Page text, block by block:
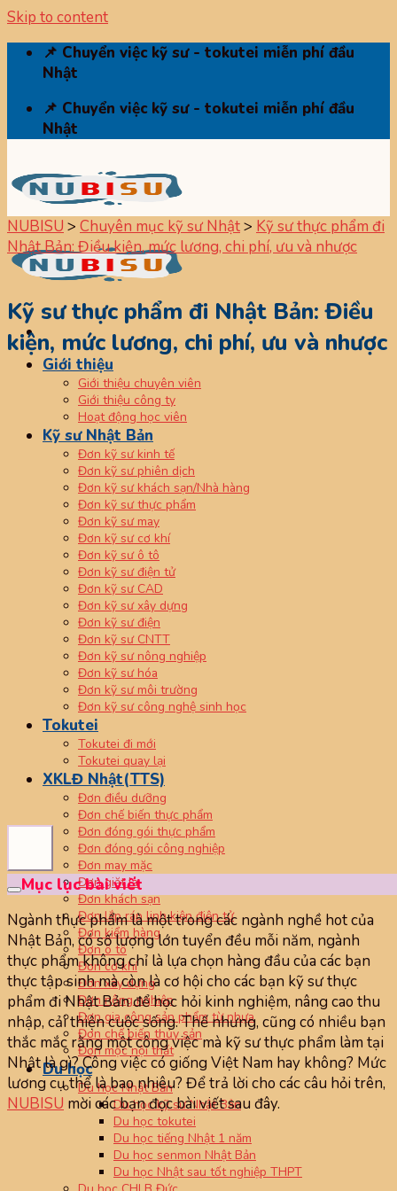
Skip to content
📌 Chuyển việc kỹ sư - tokutei miễn phí đầu
Nhật
📌 Chuyển việc kỹ sư - tokutei miễn phí đầu
Nhật
Giới thiệu
Giới thiệu chuyên viên
Giới thiệu công ty
Hoạt động học viên
Kỹ sư Nhật Bản
Đơn kỹ sư kinh tế
Đơn kỹ sư phiên dịch
Đơn kỹ sư khách sạn/Nhà hàng
Đơn kỹ sư thực phẩm
Đơn kỹ sư may
Đơn kỹ sư cơ khí
Đơn kỹ sư ô tô
Đơn kỹ sư điện tử
Đơn kỹ sư CAD
Đơn kỹ sư xây dựng
Đơn kỹ sư điện
Đơn kỹ sư CNTT
Đơn kỹ sư nông nghiệp
Đơn kỹ sư hóa
Đơn kỹ sư môi trường
Đơn kỹ sư công nghệ sinh học
Tokutei
Tokutei đi mới
Tokutei quay lại
XKLĐ Nhật(TTS)
Đơn điều dưỡng
Đơn chế biến thực phẩm
Đơn đóng gói thực phẩm
Đơn đóng gói công nghiệp
Đơn may mặc
Đơn giặt là
Đơn khách sạn
Đơn lắp ráp linh kiện điện tử
Đơn kiểm hàng
Đơn ô tô
Đơn cơ khí
Đơn xây dựng
Đơn nông nghiệp
Đơn gia công sản phẩm từ nhựa
Đơn chế biến thủy sản
Đơn mộc nội thất
Du học
Du học Nhật Bản
Du học kỹ sư Nhật Bản
Du học tokutei
Du học tiếng Nhật 1 năm
Du học senmon Nhật Bản
Du học Nhật sau tốt nghiệp THPT
NUBISU > Chuyên mục kỹ sư Nhật> Kỹ sư thực phẩm đi
Nhật Bản: Điều kiện, mức lương, chi phí, ưu và nhược
Kỹ sư thực phẩm đi Nhật Bản: Điều
kiện, mức lương, chi phí, ưu và nhược
Mục lục bài viết
Ngành thực phẩm là một trong các ngành nghề hot của
Nhật Bản, có số lượng lớn tuyển đều mỗi năm, ngành
thực phẩm không chỉ là lựa chọn hàng đầu của các bạn
thực tập sinh mà còn là cơ hội cho các bạn kỹ sư thực
phẩm đi Nhật Bản để học hỏi kinh nghiệm, nâng cao thu
nhập, cải thiện cuộc sống. Thế nhưng, cũng có nhiều bạn
thắc mắc rằng một công việc mà kỹ sư thực phẩm làm tại
Nhật là gì? Công việc có giống Việt Nam hay không? Mức
lương cụ thể là bao nhiêu? Để trả lời cho các câu hỏi trên,
NUBISU mời các bạn đọc bài viết sau đây.